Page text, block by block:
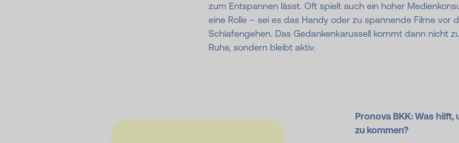
zum Entspannen lässt. Oft spielt auch ein hoher
eine Rolle – sei es das Handy oder zu spannende Filme vor
Schlafengehen. Das Gedankenkarussell kommt dann nicht
Ruhe, sondern bleibt aktiv.
Pronova BKK: Was hilft,
zu kommen?